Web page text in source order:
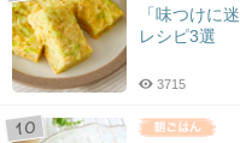
「味つけに
レシピ3選
3715